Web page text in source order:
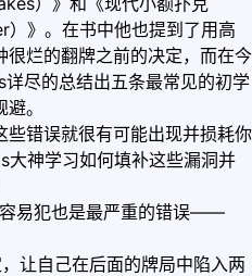
》。在书中他也提到了用高
烂的翻牌之前的决定，而在今
尽的总结出五条最常见的初学
。
错误就很有可能出现并损耗你
神学习如何填补这些漏洞并
易犯也是最严重的错误——
让自己在后面的牌局中陷入两